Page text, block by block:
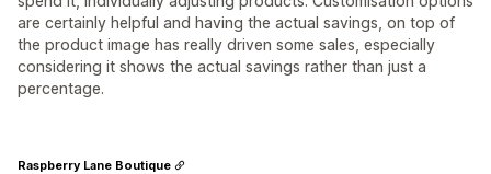
are certainly helpful and having the actual savings, on top of
the product image has really driven some sales, especially
considering it shows the actual savings rather than just a
percentage.
Raspberry Lane Boutique